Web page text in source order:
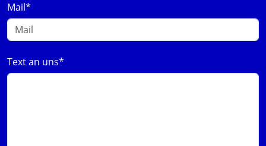
Mail*
Text an uns*